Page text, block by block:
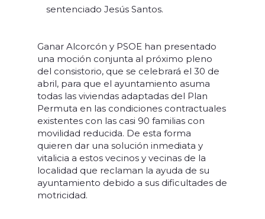
sentenciado Jesús Santos.
Ganar Alcorcón y PSOE han presentado
una moción conjunta al próximo pleno
del consistorio, que se celebrará el 30 de
abril, para que el ayuntamiento asuma
todas las viviendas adaptadas del Plan
Permuta en las condiciones contractuales
existentes con las casi 90 familias con
movilidad reducida. De esta forma
quieren dar una solución inmediata y
vitalicia a estos vecinos y vecinas de la
localidad que reclaman la ayuda de su
ayuntamiento debido a sus dificultades de
motricidad.